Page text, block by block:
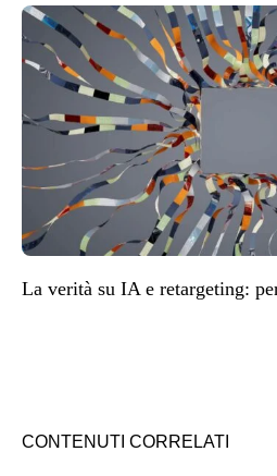
La verità su IA e retargeting:
CONTENUTI CORRELATI